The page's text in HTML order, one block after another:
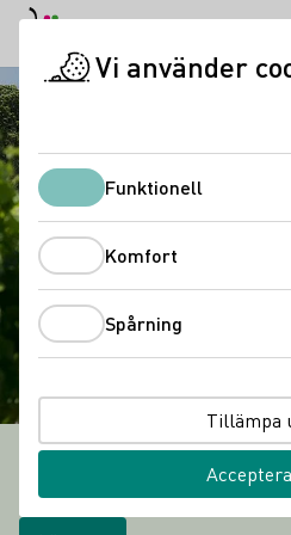
13 Odlingsområden
Vi använder
FunktionellFunktionell
Komfort
Spårning
Tillämpa